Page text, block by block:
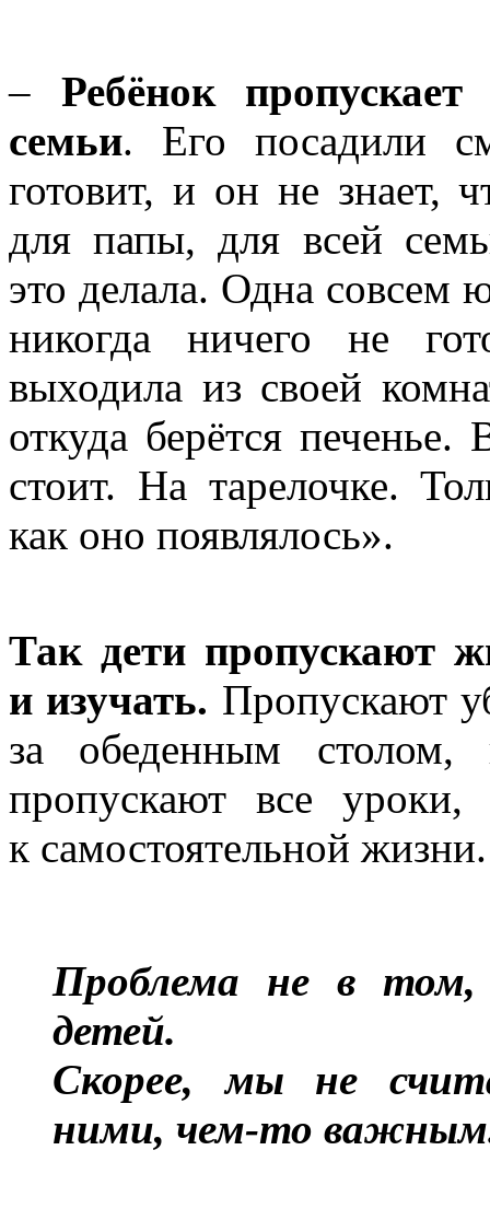
– Ребёнок
семьи. Его посадили
готовит, и он не знает,
для папы, для всей
это делала. Одна совсем
никогда ничего не
выходила из своей
откуда берётся
стоит. На тарелочке.
как оно появлялось».
Так дети пропускают
и изучать. Пропускают
за обеденным столом,
пропускают все
к самостоятельной жизни.
Проблема не в
детей.
Скорее, мы не
ними, чем-то